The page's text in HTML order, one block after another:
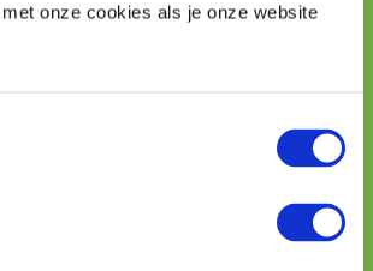
onze cookies als je onze website